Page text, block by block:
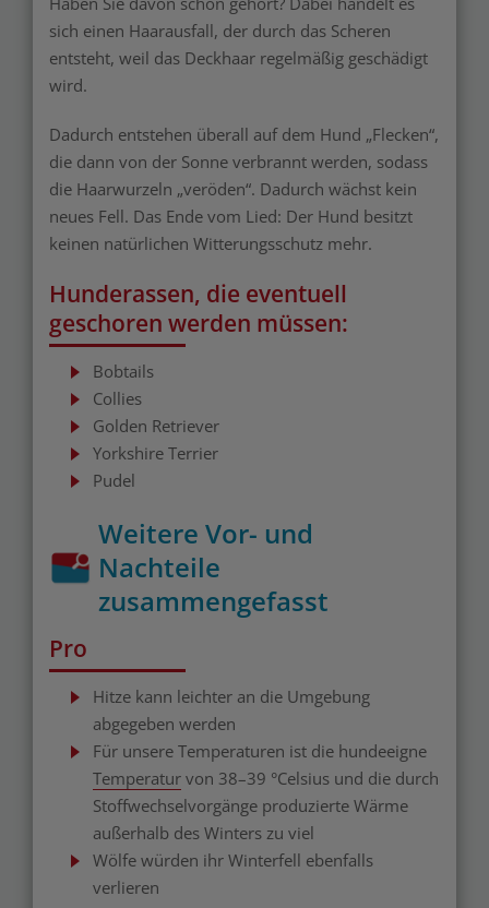
sich einen Haarausfall, der durch das Scheren
entsteht, weil das Deckhaar regelmäßig geschädigt
wird.
Dadurch entstehen überall auf dem Hund „Flecken“,
die dann von der Sonne verbrannt werden, sodass
die Haarwurzeln „veröden“. Dadurch wächst kein
neues Fell. Das Ende vom Lied: Der Hund besitzt
keinen natürlichen Witterungsschutz mehr.
Hunderassen, die eventuell
geschoren werden müssen:
Bobtails
Collies
Golden Retriever
Yorkshire Terrier
Pudel
Weitere Vor- und
Nachteile
zusammengefasst
Pro
Hitze kann leichter an die Umgebung
abgegeben werden
Für unsere Temperaturen ist die hundeeigne
Temperatur von 38–39 °Celsius und die durch
Stoffwechselvorgänge produzierte Wärme
außerhalb des Winters zu viel
Wölfe würden ihr Winterfell ebenfalls
verlieren